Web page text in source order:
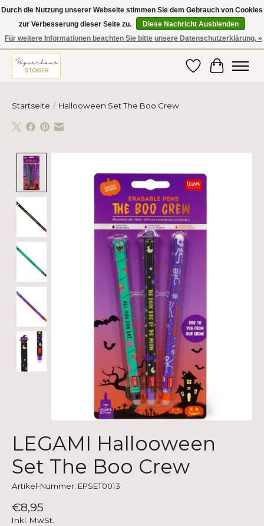
Hier finden Sie hochwertige Produkte im Bereich Schule, Büro, Papier,
Schreiben und vieles mehr! Erhalten Sie Ihre Bestellung bequem nach
Hause oder ins Büro geliefert!
Wunschzettel
Ihr
Startseite / Hallooween Set The Boo Crew
LEGAMI Hallooween
Set The Boo Crew
Artikel-Nummer: EPSET0013
€8,95
Inkl. MwSt.
Durch die Nutzung unserer Webseite stimmen Sie dem Gebrauch von Cookies
zur Verbesserung dieser Seite zu.
Diese Nachricht Ausblenden
Für weitere Informationen beachten Sie bitte unsere Datenschutzerklärung. »